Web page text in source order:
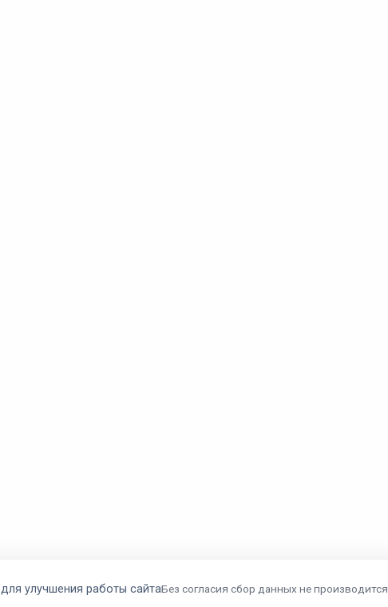
для улучшения работы сайтаБез согласия сбор данных не производится.